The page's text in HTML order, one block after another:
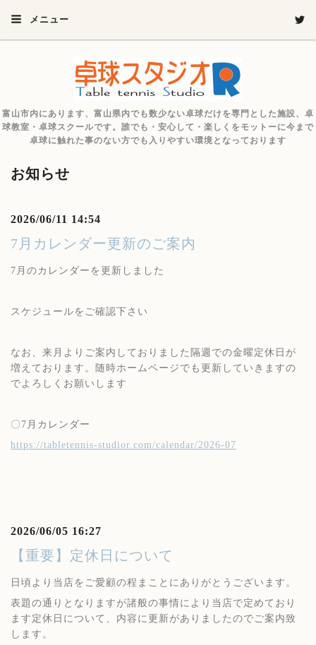
メニュー
富山市内にあります、富山県内でも数少ない卓球だけを専門とした施設、卓
球教室・卓球スクールです。誰でも・安心して・楽しくをモットーに今まで
卓球に触れた事のない方でも入りやすい環境となっております
お知らせ
2026/06/11 14:54
7月カレンダー更新のご案内
7月のカレンダーを更新しました
スケジュールをご確認下さい
なお、来月よりご案内しておりました隔週での金曜定休日が
増えております。随時ホームページでも更新していきますの
でよろしくお願いします
〇7月カレンダー
https://tabletennis-studior.com/calendar/2026-07
2026/06/05 16:27
【重要】定休日について
日頃より当店をご愛顧の程まことにありがとうございます。
表題の通りとなりますが諸般の事情により当店で定めており
ます定休日について、内容に更新がありましたのでご案内致
します。